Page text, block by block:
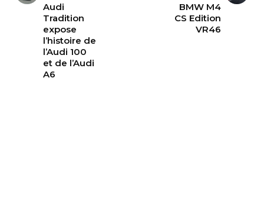
Audi
Tradition
expose
l’histoire de
l’Audi 100
et de l’Audi
A6
BMW M4
CS Edition
VR46